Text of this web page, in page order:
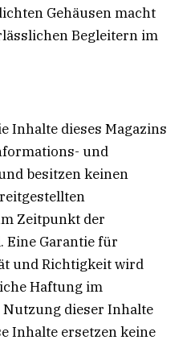
Gehäusen macht
Begleitern im
Inhalte dieses Magazins
und
besitzen keinen
Zeitpunkt der
Garantie für
und Richtigkeit wird
Haftung im
dieser Inhalte
Inhalte ersetzen keine